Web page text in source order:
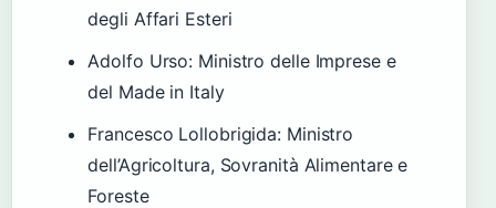
degli Affari Esteri
Adolfo Urso: Ministro delle Imprese e
del Made in Italy
Francesco Lollobrigida: Ministro
dell’Agricoltura, Sovranità Alimentare e
Foreste